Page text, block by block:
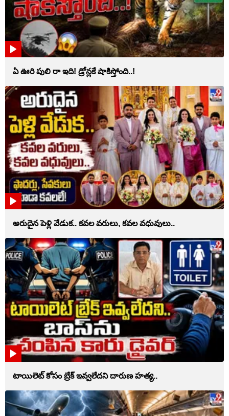
ఏ ఊరి పులి రా ఇది! డ్రోన్లకే షాకిస్తోంది..!
అరుదైన పెళ్లి వేడుక.. కవల వరులు, కవల వధువులు..
టాయిలెట్‌ కోసం బ్రేక్‌ ఇవ్వలేదని దారుణ హత్య..